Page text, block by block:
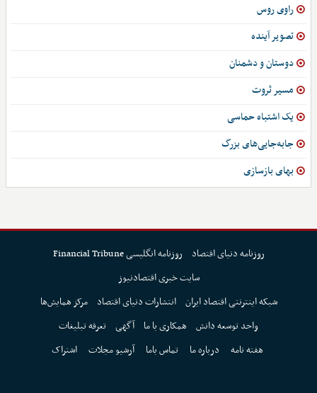
راوی روس
تصویر آینده
دوستان و دشمنان
مسیر ثروت
یک اشتباه حماسی
جابه‌جایی‌های بزرگ
بهای بازسازی
روزنامه دنیای اقتصاد
روزنامه انگلیسی Financial Tribune
سایت خبری اقتصادنیوز
شبکه اینترنتی اقتصاد ایران انتشارات دنیای اقتصاد
مرکز همایش‌ها
واحد توسعه دانش همکاری با ما آگهی تعرفه تبلیغات
هفته نامه
درباره ما تماس باما آرشیو مجلات اشتراک